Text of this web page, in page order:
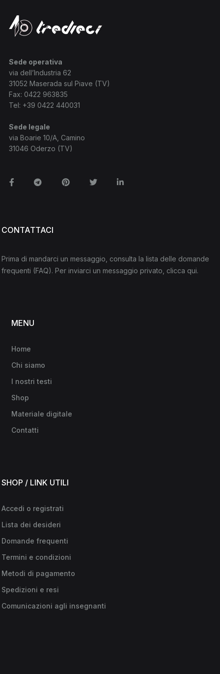
Sede operativa
via dell’Industria 62
31052 Maserada sul Piave (TV)
Fax: 0422 963835
Tel: +39 0422 440031
Sede legale
via Boarie 10/A, Camino
31046 Oderzo (TV)
FacebookTelegramPinterestTwitterLinkedin
CONTATTACI
Prima di mandarci un messaggio, consulta la lista delle domande
frequenti (FAQ). Per inviarci un messaggio privato, clicca qui.
MENU
Home
Chi siamo
I nostri testi
Shop
Materiale digitale
Contatti
SHOP / LINK UTILI
Accedi o registrati
Lista dei desideri
Domande frequenti
Termini e condizioni
Metodi di pagamento
Spedizioni e resi
Comunicazioni agli insegnanti